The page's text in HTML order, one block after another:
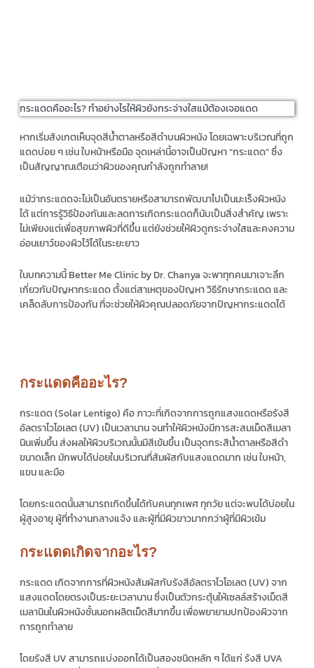
กระแดดคืออะไร? ทำอย่างไรให้ผิวยังกระจ่างใสแม้ต้องเจอแดด
หากเริ่มสังเกตเห็นจุดสีน้ำตาลหรือสีดำบนผิวหนัง โดยเฉพาะบริเวณที่ถูก
แดดบ่อย ๆ เช่น ใบหน้าหรือมือ จุดเหล่านี้อาจเป็นปัญหา “กระแดด” ซึ่ง
เป็นสัญญาณเตือนว่าผิวของคุณกำลังถูกทำลาย!
แม้ว่ากระแดดจะไม่เป็นอันตรายหรือสามารถพัฒนาไปเป็นมะเร็งผิวหนัง
ได้ แต่การรู้วิธีป้องกันและลดการเกิดกระแดดก็นับเป็นสิ่งสำคัญ เพราะ
ไม่เพียงแต่เพื่อสุขภาพผิวที่ดีขึ้น แต่ยังช่วยให้ผิวดูกระจ่างใสและคงความ
อ่อนเยาว์ของผิวไว้ได้ในระยะยาว
ในบทความนี้ Better Me Clinic by Dr. Chanya จะพาทุกคนมาเจาะลึก
เกี่ยวกับปัญหากระแดด ตั้งแต่สาเหตุของปัญหา วิธีรักษากระแดด และ
เคล็ดลับการป้องกัน ที่จะช่วยให้ผิวคุณปลอดภัยจากปัญหากระแดดได้
กระแดดคืออะไร?
กระแดด (Solar Lentigo) คือ ภาวะที่เกิดจากการถูกแสงแดดหรือรังสี
อัลตราไวโอเลต (UV) เป็นเวลานาน จนทำให้ผิวหนังมีการสะสมเม็ดสีเมลา
นินเพิ่มขึ้น ส่งผลให้ผิวบริเวณนั้นมีสีเข้มขึ้น เป็นจุดกระสีน้ำตาลหรือสีดำ
ขนาดเล็ก มักพบได้บ่อยในบริเวณที่สัมผัสกับแสงแดดมาก เช่น ใบหน้า,
แขน และมือ
โดยกระแดดนั้นสามารถเกิดขึ้นได้กับคนทุกเพศ ทุกวัย แต่จะพบได้บ่อยใน
ผู้สูงอายุ ผู้ที่ทำงานกลางแจ้ง และผู้ที่มีผิวขาวมากกว่าผู้ที่มีผิวเข้ม
กระแดดเกิดจากอะไร?
กระแดด เกิดจากการที่ผิวหนังสัมผัสกับรังสีอัลตราไวโอเลต (UV) จาก
แสงแดดโดยตรงเป็นระยะเวลานาน ซึ่งเป็นตัวกระตุ้นให้เซลล์สร้างเม็ดสี
เมลานินในผิวหนังชั้นนอกผลิตเม็ดสีมากขึ้น เพื่อพยายามปกป้องผิวจาก
การถูกทำลาย
โดยรังสี UV สามารถแบ่งออกได้เป็นสองชนิดหลัก ๆ ได้แก่ รังสี UVA